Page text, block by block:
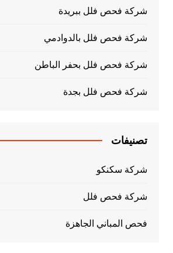
شركة فحص فلل ببريدة
شركة فحص فلل بالدوادمي
شركة فحص فلل بحفر الباطن
شركة فحص فلل بجدة
تصنيفات
شركة سكنكو
شركة فحص فلل
فحص المباني الجاهزة